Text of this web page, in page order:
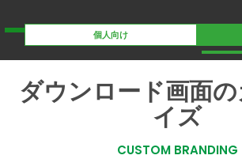
個人向け
ダウンロード画面
イズ
CUSTOM BRANDING